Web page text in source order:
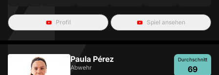
Profil Spiel ansehen
Paula Pérez
Abwehr
Durchschnitt
69